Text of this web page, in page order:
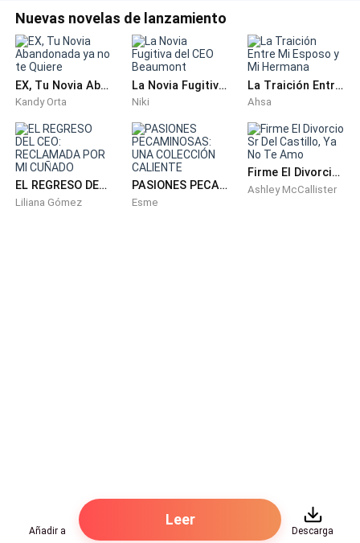
su padre mientras señalaba la puerta.
"¡Winfield! ¡Afuera está lloviendo! Su hija está
embarazada -"
"¡No me importa, madre! ¡Necesita aprender su
lección! ¡Debería haber aceptado abortar cuando tuvo
la oportunidad! ¡Ahora, todo el mundo lo sabe!"
Replicó Winfield Davis.
errores y solo ¡entonces te darás cuenta del mal que
me has hecho! "
Nuevas novelas de lanzamiento
EX, Tu Novia Abandonada ya no te Quiere
Kandy Orta
La Novia Fugitiva del CEO Beaumont
Niki
La Traición Entre Mi Esposo y Mi Hermana
Ahsa
EL REGRESO DEL CEO: RECLAMADA POR MI CUÑADO
Liliana Gómez
PASIONES PECAMINOSAS: UNA COLECCIÓN CALIENTE
Esme
Firme El Divorcio Sr Del Castillo, Ya No Te Amo
Ashley McCallister
Añadir a
Leer
Descarga